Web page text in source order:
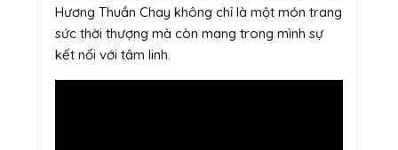
Hương Thuần Chay không chỉ là một món trang
sức thời thượng mà còn mang trong mình sự
kết nối với tâm linh.